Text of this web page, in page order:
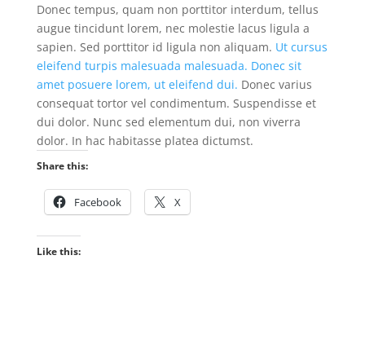
Donec tempus, quam non porttitor interdum, tellus
augue tincidunt lorem, nec molestie lacus ligula a
sapien. Sed porttitor id ligula non aliquam. Ut cursus
eleifend turpis malesuada malesuada. Donec sit
amet posuere lorem, ut eleifend dui. Donec varius
consequat tortor vel condimentum. Suspendisse et
dui dolor. Nunc sed elementum dui, non viverra
dolor. In hac habitasse platea dictumst.
Share this:
Facebook X
Like this: